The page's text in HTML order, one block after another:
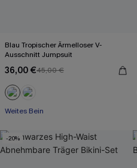
Blau Tropischer Ärmelloser V-
Ausschnitt Jumpsuit
36,00 €45,00 €
Mit Gratis-Maßband
Weites Bein
-20%